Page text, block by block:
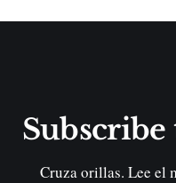
Cruza orillas. Lee el